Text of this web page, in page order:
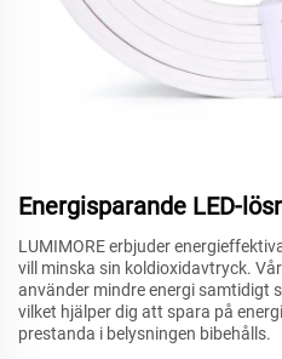
Energisparande LED-
LUMIMORE erbjuder
vill minska sin koldioxidavtryck.
använder mindre energi samtidigt
vilket hjälper dig att spara på
prestanda i belysningen bibehålls.